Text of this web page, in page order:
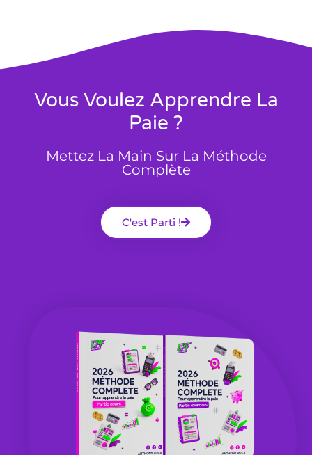
Vous Voulez Apprendre La
Paie ?
Mettez La Main Sur La Méthode
Complète
C'est Parti !